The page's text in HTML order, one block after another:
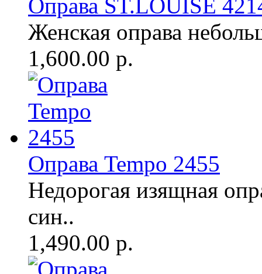
Оправа ST.LOUISE
Женская оправа
1,600.00 р.
Оправа Tempo 2455
Недорогая изящная
син..
1,490.00 р.